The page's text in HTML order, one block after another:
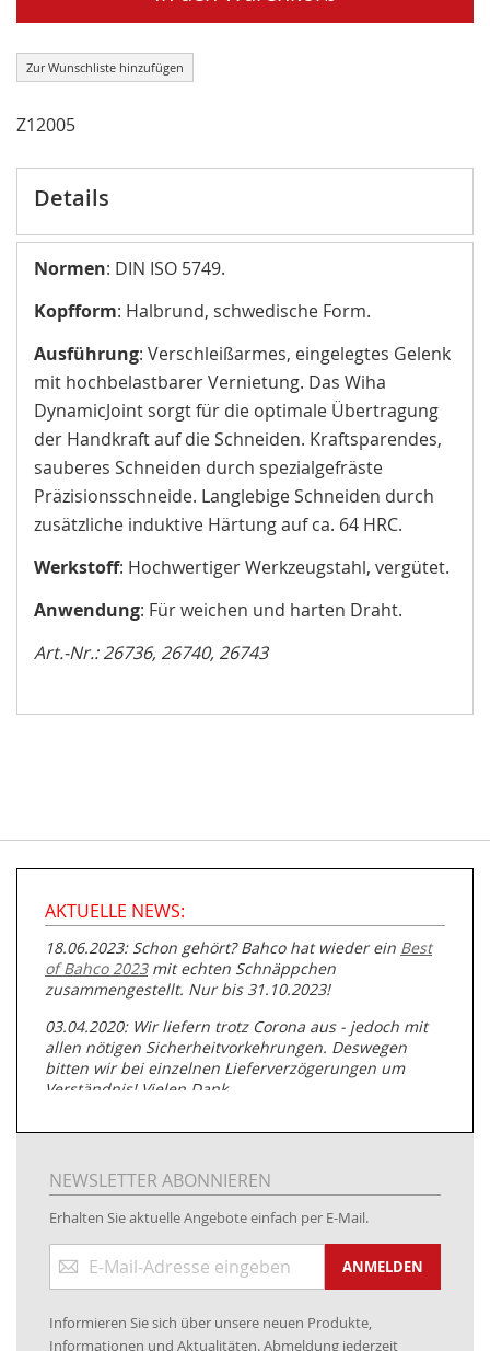
Zur Wunschliste hinzufügen
Z12005
Details
Normen: DIN ISO 5749.
Kopfform: Halbrund, schwedische Form.
Ausführung: Verschleißarmes, eingelegtes Gelenk
mit hochbelastbarer Vernietung. Das Wiha
DynamicJoint sorgt für die optimale Übertragung
der Handkraft auf die Schneiden. Kraftsparendes,
sauberes Schneiden durch spezialgefräste
Präzisionsschneide. Langlebige Schneiden durch
zusätzliche induktive Härtung auf ca. 64 HRC.
Werkstoff: Hochwertiger Werkzeugstahl, vergütet.
Anwendung: Für weichen und harten Draht.
Art.-Nr.: 26736, 26740, 26743
AKTUELLE NEWS:
18.06.2023: Schon gehört? Bahco hat wieder ein Best
of Bahco 2023mit echten Schnäppchen
zusammengestellt. Nur bis 31.10.2023!
03.04.2020: Wir liefern trotz Corona aus - jedoch mit
allen nötigen Sicherheitvorkehrungen. Deswegen
bitten wir bei einzelnen Lieferverzögerungen um
Verständnis! Vielen Dank.
05.07.2019: Neuester Zugang zu unserer
Rohrbearbeitung
01.06.2019: Individuell
bedruckte Kabeltrommeln
www.kabeltrommeln-versand.de/Kabelbedruckung
04.11.2018: Überarbeitung der Corporate Identity (CI)
16.01.2017:JETZT NEU- Visa & MasterCard (inkl.
NEWSLETTER ABONNIEREN
Erhalten Sie aktuelle Angebote einfach per E-Mail.
zum
ANMELDEN
Informieren Sie sich über unsere neuen Produkte,
Informationen und Aktualitäten. Abmeldung jederzeit